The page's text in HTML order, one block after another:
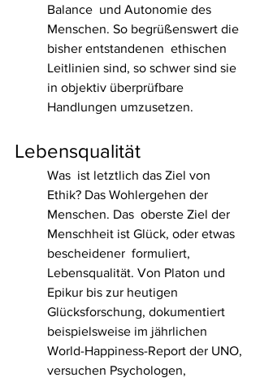
Balance  und Autonomie des
Menschen. So begrüßenswert die
bisher entstandenen  ethischen
Leitlinien sind, so schwer sind sie
in objektiv überprüfbare
Handlungen umzusetzen.
Lebensqualität
Was  ist letztlich das Ziel von
Ethik? Das Wohlergehen der
Menschen. Das  oberste Ziel der
Menschheit ist Glück, oder etwas
bescheidener  formuliert,
Lebensqualität. Von Platon und
Epikur bis zur heutigen
Glücksforschung, dokumentiert
beispielsweise im jährlichen
World-Happiness-Report der UNO,
versuchen Psychologen,